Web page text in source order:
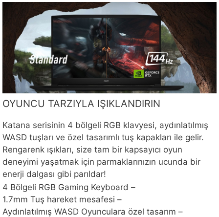
OYUNCU TARZIYLA IŞIKLANDIRIN
Katana serisinin 4 bölgeli RGB klavyesi, aydınlatılmış
WASD tuşları ve özel tasarımlı tuş kapakları ile gelir.
Rengarenk ışıkları, size tam bir kapsayıcı oyun
deneyimi yaşatmak için parmaklarınızın ucunda bir
enerji dalgası gibi parıldar!
4 Bölgeli RGB Gaming Keyboard –
1.7mm Tuş hareket mesafesi –
Aydınlatılmış WASD Oyunculara özel tasarım –